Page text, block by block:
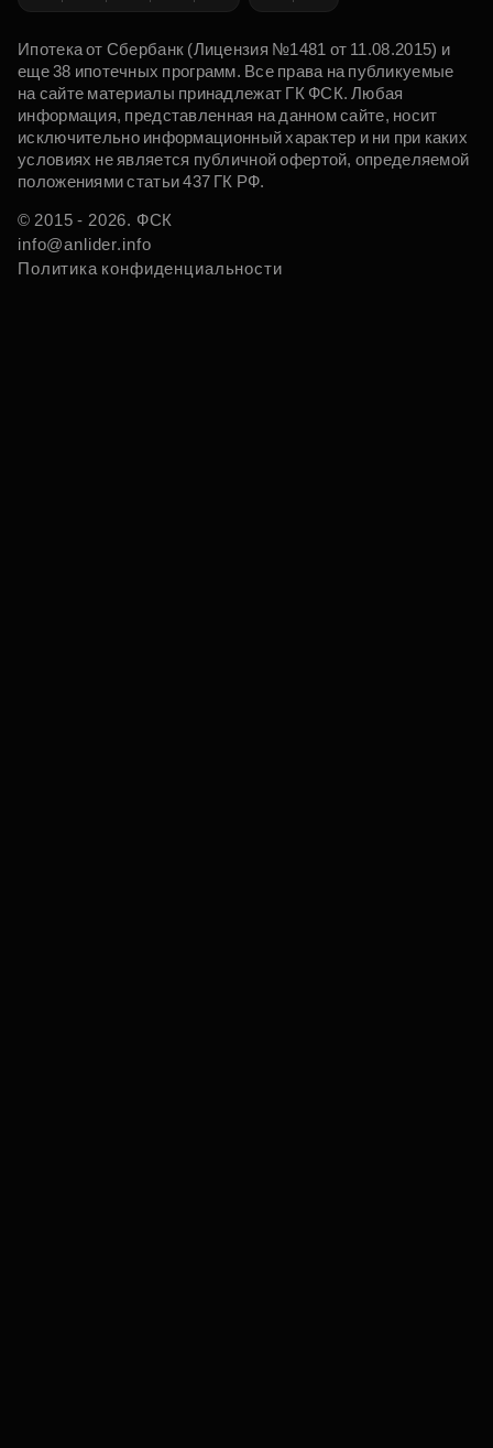
Ипотека от Сбербанк (Лицензия №1481 от 11.08.2015) и
еще 38 ипотечных программ. Все права на публикуемые
на сайте материалы принадлежат ГК ФСК. Любая
информация, представленная на данном сайте, носит
исключительно информационный характер и ни при каких
условиях не является публичной офертой, определяемой
положениями статьи 437 ГК РФ.
© 2015 - 2026. ФСК
info@anlider.info
Политика конфиденциальности